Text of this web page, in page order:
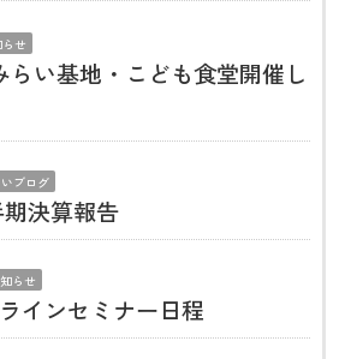
せ
い基地・こども食堂開催し
ブログ
決算報告
らせ
インセミナー日程